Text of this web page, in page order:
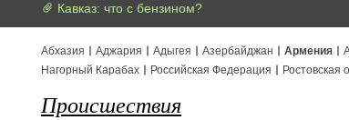
Кавказ: что с бензином?
Абхазия Аджария Адыгея Азербайджан Армения
Нагорный Карабах
Российская Федерация Ростовская
Происшествия